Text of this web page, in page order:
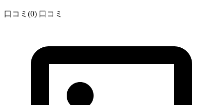
口コミ(0) 口コミ